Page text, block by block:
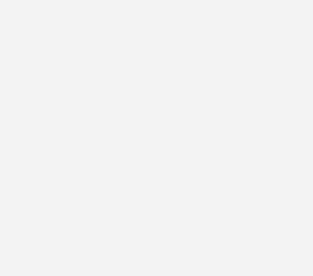
Aspekten für den Klimaschutz werden so
in der Heizungsbranche gesichert und
geschaffen, um die anstehenden
können.
leben und
wird immer